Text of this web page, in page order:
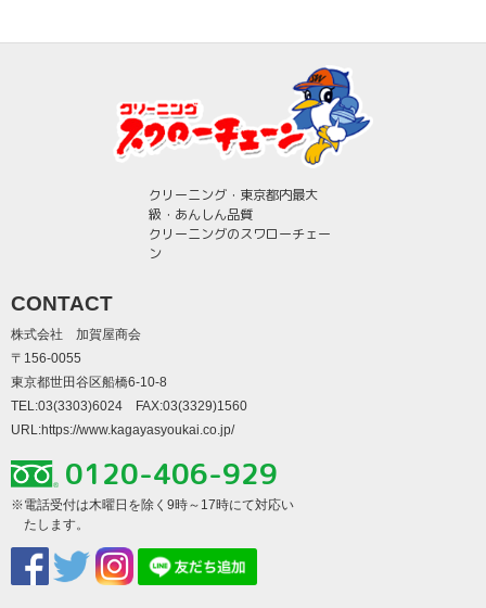
クリーニング・東京都内最大
級・あんしん品質
クリーニングのスワローチェー
ン
CONTACT
株式会社 加賀屋商会
〒156-0055
東京都世田谷区船橋6-10-8
TEL:03(3303)6024 FAX:03(3329)1560
URL:https://www.kagayasyoukai.co.jp/
0120-406-929
※電話受付は木曜日を除く9時～17時にて対応い
たします。